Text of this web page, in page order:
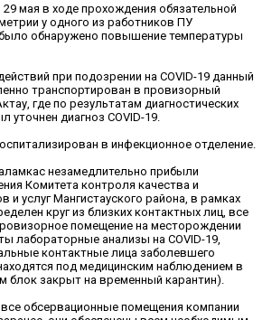
мая в ходе прохождения обязательной
у одного из работников ПУ
обнаружено повышение температуры
при подозрении на COVID-19 данный
транспортирован в провизорный
где по результатам диагностических
уточнен диагноз COVID-19.
в инфекционное отделение.
незамедлительно прибыли
Комитета контроля качества и
и услуг Мангистауского района, в рамках
круг из близких контактных лиц, все
помещение на месторождении
лабораторные анализы на COVID-19,
контактные лица заболевшего
под медицинским наблюдением в
блок закрыт на временный карантин).
обсервационные помещения компании